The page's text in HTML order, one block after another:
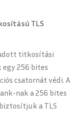
TLS
titkosítási
256 bites
csatornát védi. A
nak a 256 bites
a TLS